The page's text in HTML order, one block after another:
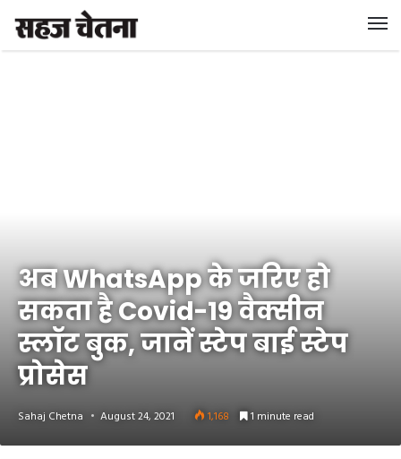
अब WhatsApp के जरिए हो
सकता है Covid-19 वैक्सीन
स्लॉट बुक, जानें स्टेप बाई स्टेप
प्रोसेस
Sahaj Chetna August 24, 2021 1,168 1 minute read